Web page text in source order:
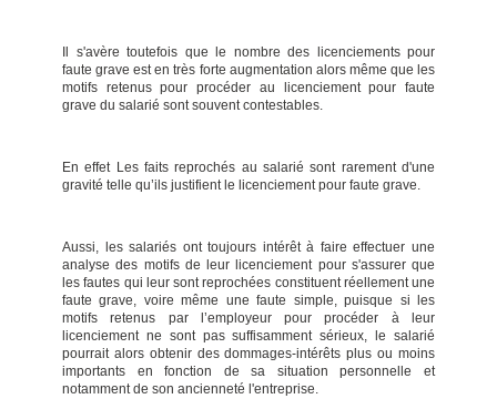
Il s'avère toutefois que le nombre des licenciements pour
faute grave est en très forte augmentation alors même que les
motifs retenus pour procéder au licenciement pour faute
grave du salarié sont souvent contestables.
En effet Les faits reprochés au salarié sont rarement d'une
gravité telle qu’ils justifient le licenciement pour faute grave.
Aussi, les salariés ont toujours intérêt à faire effectuer une
analyse des motifs de leur licenciement pour s'assurer que
les fautes qui leur sont reprochées constituent réellement une
faute grave, voire même une faute simple, puisque si les
motifs retenus par l’employeur pour procéder à leur
licenciement ne sont pas suffisamment sérieux, le salarié
pourrait alors obtenir des dommages-intérêts plus ou moins
importants en fonction de sa situation personnelle et
notamment de son ancienneté l'entreprise.